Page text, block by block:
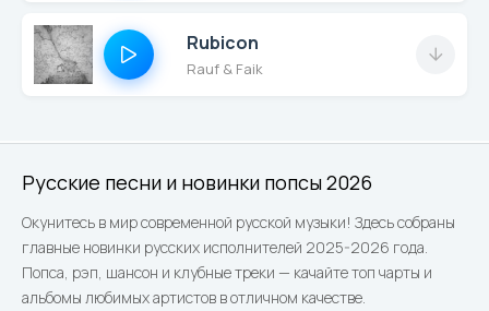
Русские песни и новинки попсы 2026
Окунитесь в мир современной русской музыки! Здесь собраны
главные новинки русских исполнителей 2025-2026 года.
Попса, рэп, шансон и клубные треки — качайте топ чарты и
альбомы любимых артистов в отличном качестве.
Rubicon
Rauf & Faik